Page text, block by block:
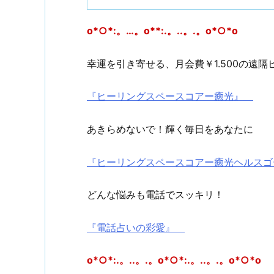
o*○*:。…。o**:.。..。.。o*○*o
幸運を引き寄せる、月会費￥1.500の遠隔
『ヒーリングスペースコアー癒光』
あきらめないで！輝く毎日をあなたに
『ヒーリングスペースコアー癒光ヘルス
どんな悩みも電話でスッキリ！
『電話占いの彩愛』
o*○*:.。..。.。o*○*:.。..。.。o*○*o